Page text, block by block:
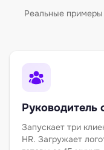
Реальные примеры
Запускает три
HR. Загружает